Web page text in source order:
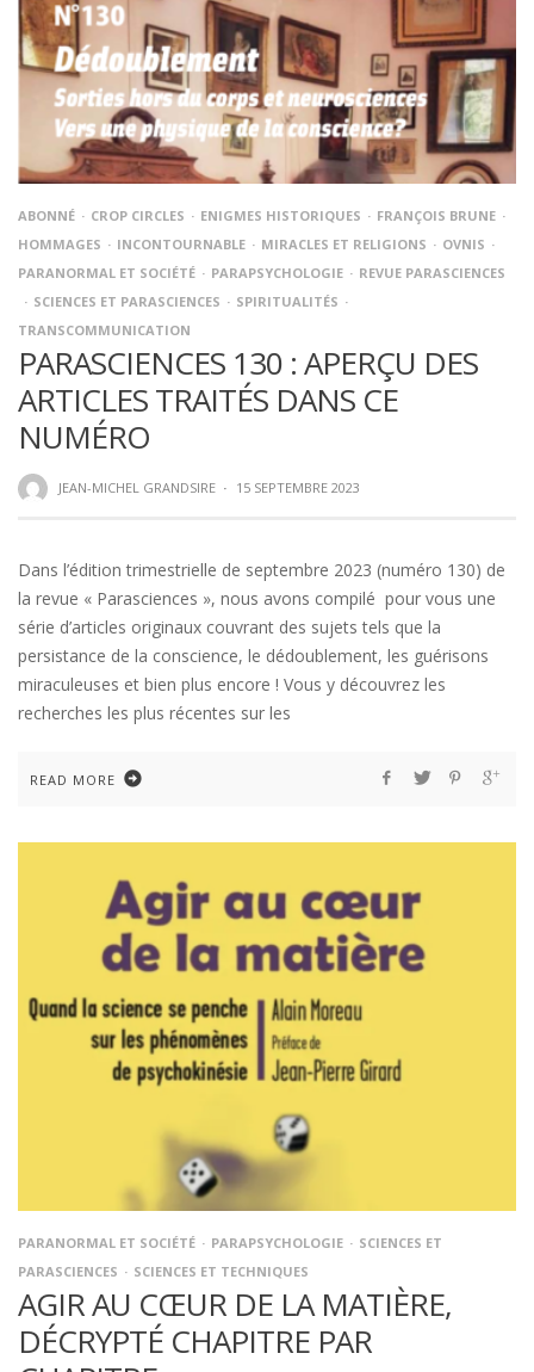
ABONNÉ CROP CIRCLES ENIGMES HISTORIQUES
FRANÇOIS BRUNE
HOMMAGES
INCONTOURNABLE MIRACLES ET RELIGIONS
OVNIS
PARANORMAL ET SOCIÉTÉ
PARAPSYCHOLOGIE
REVUE PARASCIENCES
SCIENCES ET PARASCIENCES
SPIRITUALITÉS
TRANSCOMMUNICATION
PARASCIENCES 130 : APERÇU DES
ARTICLES TRAITÉS DANS CE
NUMÉRO
JEAN-MICHEL GRANDSIRE · 15 SEPTEMBRE 2023
Dans l’édition trimestrielle de septembre 2023 (numéro 130) de
la revue « Parasciences », nous avons compilé pour vous une
série d’articles originaux couvrant des sujets tels que la
persistance de la conscience, le dédoublement, les guérisons
miraculeuses et bien plus encore ! Vous y découvrez les
recherches les plus récentes sur les
READ MORE
PARANORMAL ET SOCIÉTÉ PARAPSYCHOLOGIE
SCIENCES ET
PARASCIENCES
SCIENCES ET TECHNIQUES
AGIR AU CŒUR DE LA MATIÈRE,
DÉCRYPTÉ CHAPITRE PAR